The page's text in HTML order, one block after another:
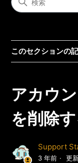
このセクションの
アカウ
を削除
Support
3 年前 更